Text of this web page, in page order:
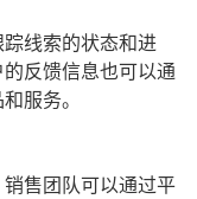
线索的状态和进
反馈信息也可以通
服务。
售团队可以通过平